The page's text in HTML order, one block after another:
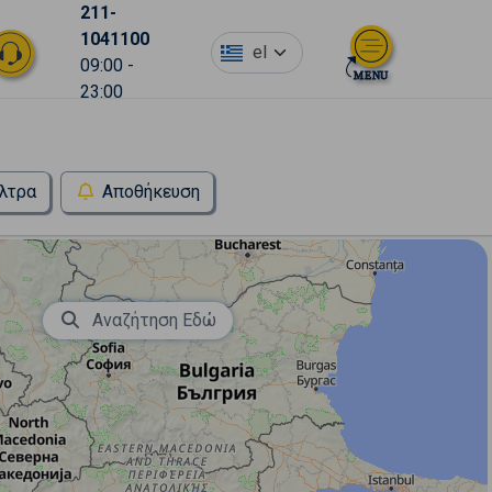
211-
1041100
09:00 -
23:00
el
Αποθήκευση
Αναζήτηση Εδώ